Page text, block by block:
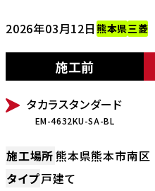
2026年03月12日 熊本県三菱
施工前
BEFORE
タカラスタンダード
EM-4632KU-SA-BL
施工場所熊本県熊本市南区
タイプ戸建て